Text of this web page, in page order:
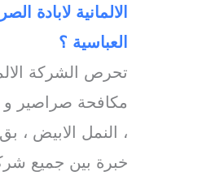
العباسية ؟
تحرص الشركة
مكافحة صراصير و
، النمل الابيض ،
خبرة بين جميع